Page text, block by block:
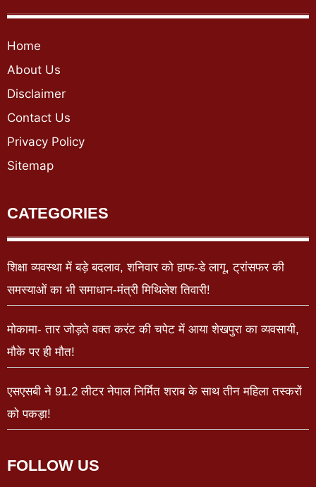
Home
About Us
Disclaimer
Contact Us
Privacy Policy
Sitemap
CATEGORIES
शिक्षा व्यवस्था में बड़े बदलाव, शनिवार को हाफ-डे लागू, ट्रांसफर की
समस्याओं का भी समाधान-मंत्री मिथिलेश तिवारी!
मोकामा- तार जोड़ते वक्त करंट की चपेट में आया शेखपुरा का व्यवसायी,
मौके पर ही मौत!
एसएसबी ने 91.2 लीटर नेपाल निर्मित शराब के साथ तीन महिला तस्करों
को पकड़ा!
FOLLOW US